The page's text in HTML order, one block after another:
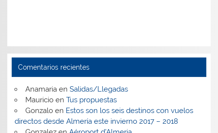
Comentarios recientes
Anamariaen Salidas/Llegadas
Mauricioen Tus propuestas
Gonzaloen Estos son los seis destinos con vuelos
directos desde Almería este invierno 2017 – 2018